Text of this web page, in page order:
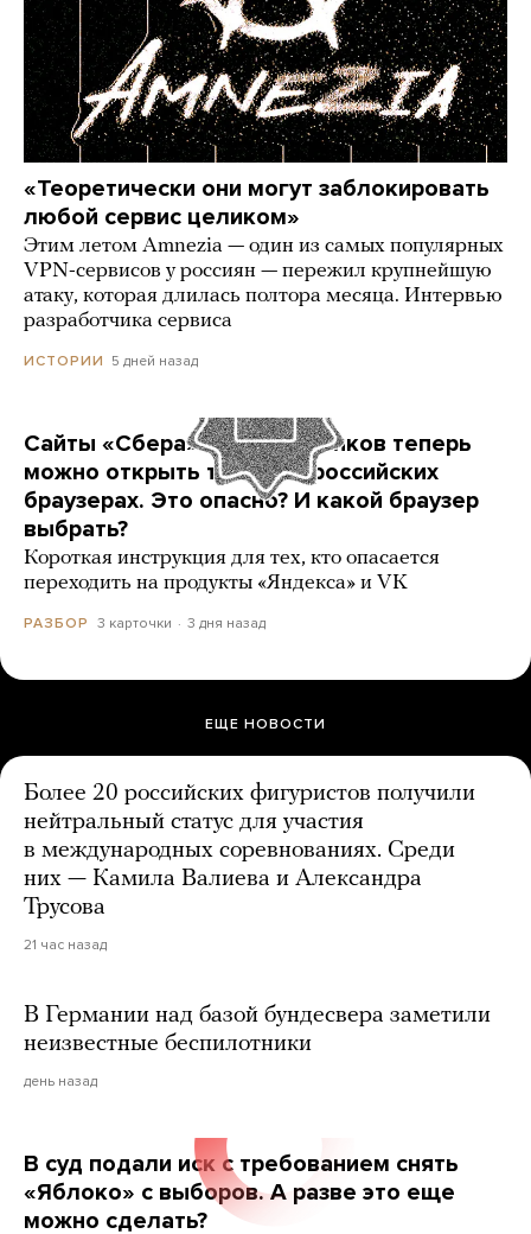
«Теоретически они могут заблокировать
любой сервис целиком»
Этим летом Amnezia — один из самых популярных
VPN-сервисов у россиян — пережил крупнейшую
атаку, которая длилась полтора месяца. Интервью
разработчика сервиса
ИСТОРИИ 5 дней назад
Сайты «Сбера» и других банков теперь
можно открыть только в российских
браузерах. Это опасно? И какой браузер
выбрать?
Короткая инструкция для тех, кто опасается
переходить на продукты «Яндекса» и VK
РАЗБОР 3 карточки 3 дня назад
ЕЩЕ НОВОСТИ
Более 20 российских фигуристов получили
нейтральный статус для участия
в международных соревнованиях. Среди
них — Камила Валиева и Александра
Трусова
21 час назад
В Германии над базой бундесвера заметили
неизвестные беспилотники
день назад
В суд подали иск с требованием снять
«Яблоко» с выборов. А разве это еще
можно сделать?